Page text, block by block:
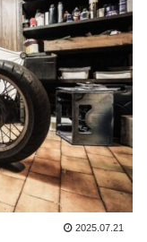
2025.07.21